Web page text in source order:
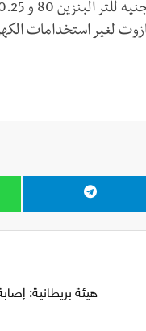
سعر بيع طن المازوت لغير
هيئة بريطانية: